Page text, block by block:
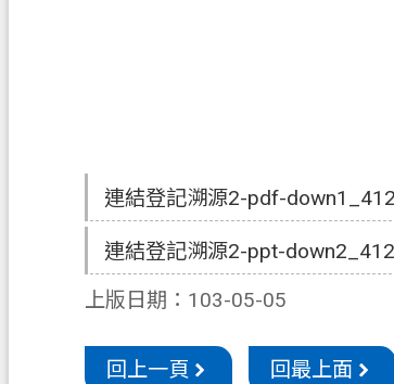
連結登記溯源2-pdf-
連結登記溯源2-ppt-
上版日期：103-05-05
回上一頁 回最上面